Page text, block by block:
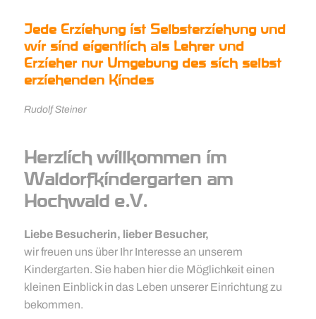
Jede Erziehung ist Selbsterziehung und
wir sind eigentlich als Lehrer und
Erzieher nur Umgebung des sich selbst
erziehenden Kindes
Rudolf Steiner
Herzlich willkommen im
Waldorfkindergarten am
Hochwald e.V.
Liebe Besucherin, lieber Besucher,
wir freuen uns über Ihr Interesse an unserem
Kindergarten. Sie haben hier die Möglichkeit einen
kleinen Einblick in das Leben unserer Einrichtung zu
bekommen.